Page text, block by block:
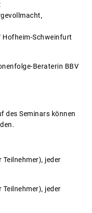
Schweinfurt
Beraterin BBV
des Seminars können
jeder
jeder